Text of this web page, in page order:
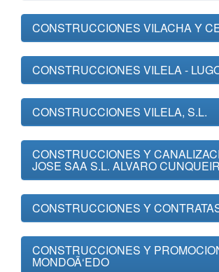
CONSTRUCCIONES VILACHA Y
CONSTRUCCIONES VILELA -
CONSTRUCCIONES VILELA, S.L.
CONSTRUCCIONES Y
JOSE SAA S.L. ALVARO
CONSTRUCCIONES Y
CONSTRUCCIONES Y
MONDOÃ‘EDO